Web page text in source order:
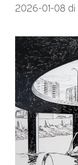
2026-01-08 di